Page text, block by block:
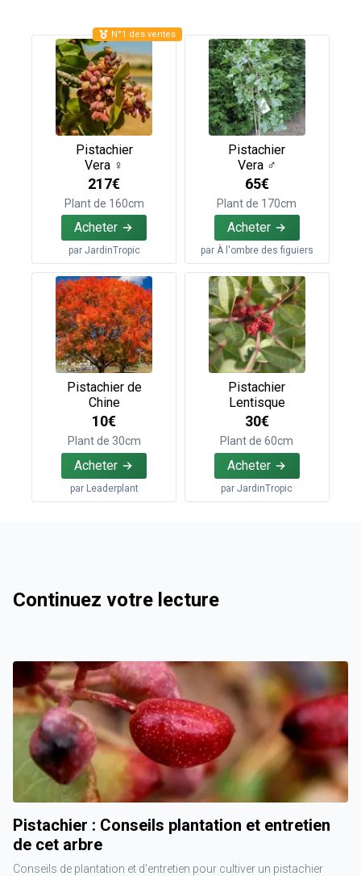
Pistachier
Vera ♀
217€
Plant de 160cm
Acheter
par JardinTropic
N°1 des ventes
Pistachier
Vera ♂
65€
Plant de 170cm
Acheter
par À l'ombre des figuiers
Pistachier de
Chine
10€
Plant de 30cm
Acheter
par Leaderplant
Pistachier
Lentisque
30€
Plant de 60cm
Acheter
parJardinTropic
Continuez votre lecture
Pistachier : Conseils plantation et entretien
de cet arbre
Conseils de plantation et d'entretien pour cultiver un pistachier